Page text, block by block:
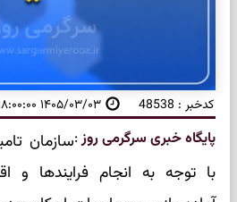
کدخبر : 48538 ۱۴۰۵/۰۳/۰۳ ۱۸:۰۰:۰۰
پایگاه خبری سرگرمی روز:سازمان
با توجه به انجام فرایند‌ها و